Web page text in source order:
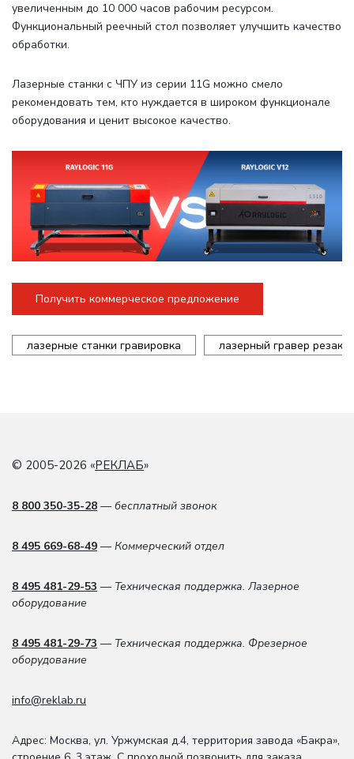
увеличенным до 10 000 часов рабочим ресурсом.
Функциональный реечный стол позволяет улучшить качество
обработки.
Лазерные станки с ЧПУ из серии 11G можно смело
рекомендовать тем, кто нуждается в широком функционале
оборудования и ценит высокое качество.
Получить коммерческое предложение
лазерные станки гравировка лазерный гравер резак
© 2005-2026 «РЕКЛАБ»
8 800 350-35-28 — бесплатный звонок
8 495 669-68-49 — Коммерческий отдел
8 495 481-29-53 — Техническая поддержка. Лазерное
оборудование
8 495 481-29-73 — Техническая поддержка. Фрезерное
оборудование
info@reklab.ru
Адрес: Москва, ул. Уржумская д.4, территория завода «Бакра»,